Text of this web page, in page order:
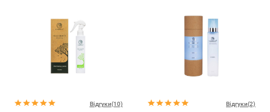
Відгуки(10) Відгуки(2)